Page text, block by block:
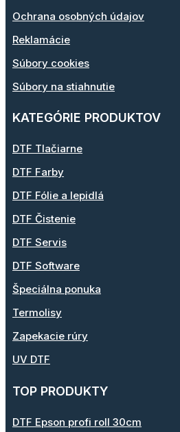
Ochrana osobných údajov
Reklamácie
Súbory cookies
Súbory na stiahnutie
KATEGÓRIE PRODUKTOV
DTF Tlačiarne
DTF Farby
DTF Fólie a lepidlá
DTF Čistenie
DTF Servis
DTF Software
Špeciálna ponuka
Termolisy
Zapekacie rúry
UV DTF
TOP PRODUKTY
DTF Epson profi roll 30cm